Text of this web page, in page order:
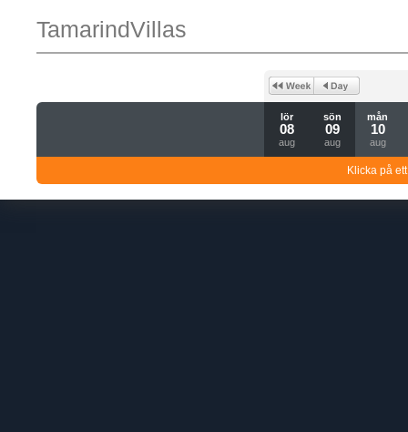
TamarindVillas
lör
08
aug
sön
09
aug
mån
10
aug
Klicka på